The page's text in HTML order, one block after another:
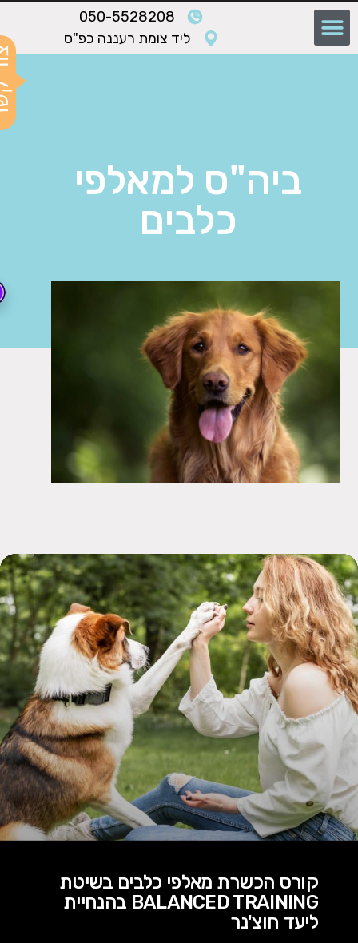
050-5528208
ליד צומת רעננה כפ"ס
ביה"ס למאלפי
כלבים
קורס הכשרת מאלפי כלבים בשיטת
BALANCED TRAINING בהנחיית
ליעד חוצ'נר